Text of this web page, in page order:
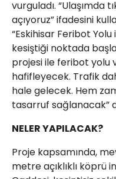
vurguladı. “Ulaşımda
açıyoruz” ifadesini
“Eskihisar Feribot
kesiştiği noktada
projesi ile feribot yolu
hafifleyecek. Trafik
hale gelecek. Hem
tasarruf sağlanacak”
NELER YAPILACAK?
Proje kapsamında,
metre açıklıklı köprü